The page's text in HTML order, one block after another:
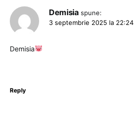
Demisia spune:
3 septembrie 2025 la 22:24
Demisia
Reply